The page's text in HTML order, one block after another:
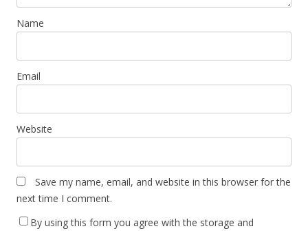
Name
Email
Website
Save my name, email, and website in this browser for the
next time I comment.
By using this form you agree with the storage and